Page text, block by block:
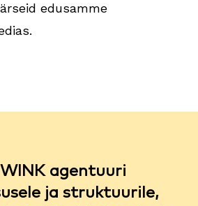
edusamme
agentuuri
ja struktuurile,